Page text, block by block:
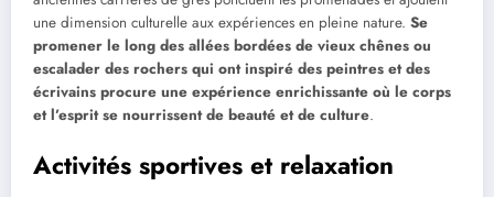
une dimension culturelle aux expériences en pleine nature. Se
promener le long des allées bordées de vieux chênes ou
escalader des rochers qui ont inspiré des peintres et des
écrivains procure une expérience enrichissante où le corps
et l’esprit se nourrissent de beauté et de culture.
Activités sportives et relaxation